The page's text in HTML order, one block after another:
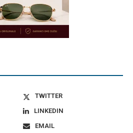
TWITTER
LINKEDIN
EMAIL